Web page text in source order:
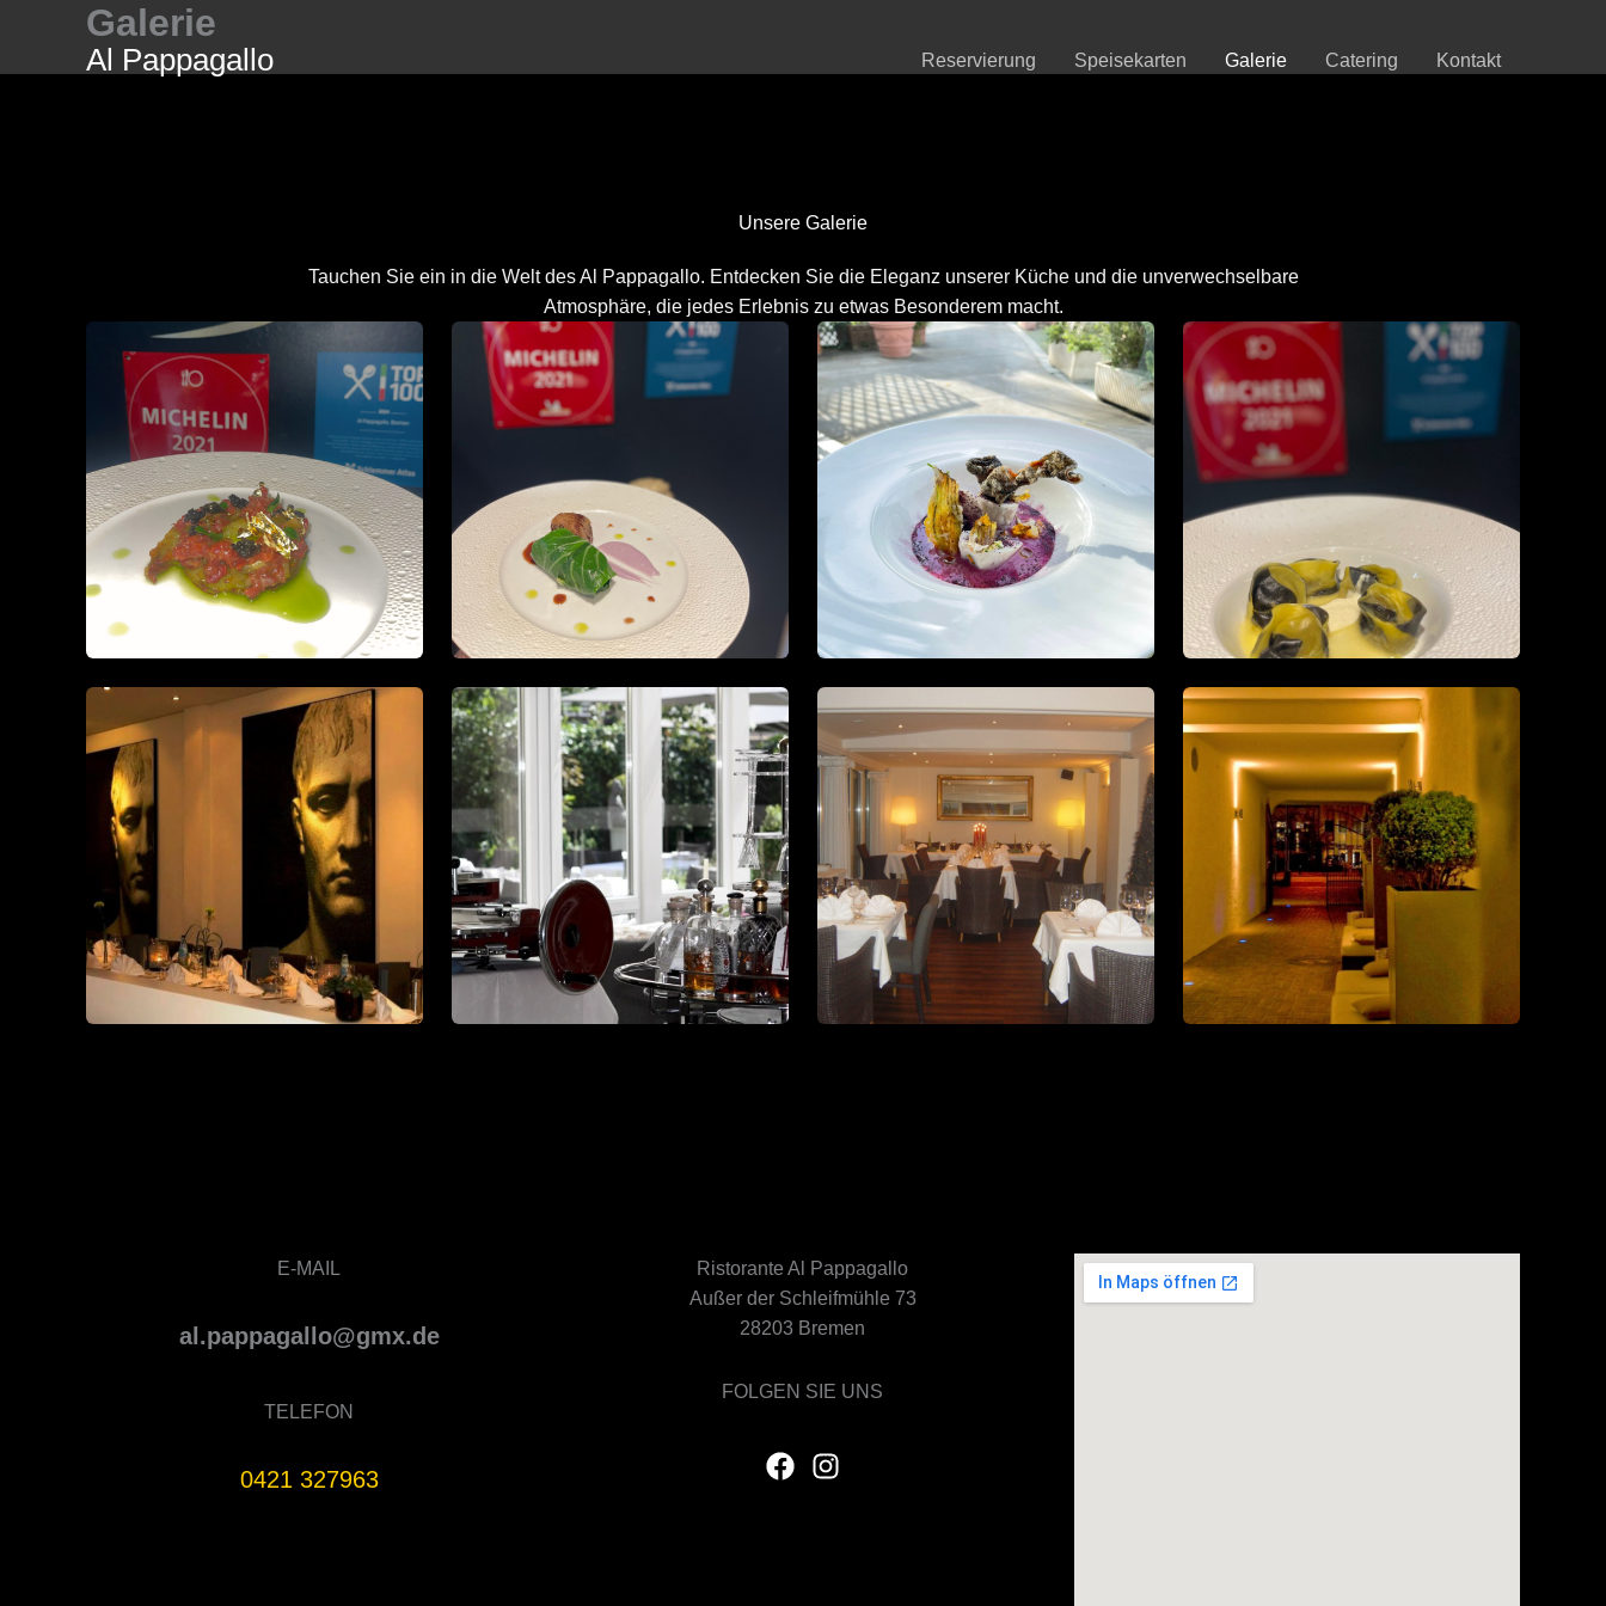
springen
Al Pappagallo Reservierung Speisekarten Galerie Catering Kontakt
Galerie
Unsere Galerie
Tauchen Sie ein in die Welt des Al Pappagallo. Entdecken Sie die Eleganz unserer Küche und die unverwechselbare
Atmosphäre, die jedes Erlebnis zu etwas Besonderem macht.
E-MAIL
al.pappagallo@gmx.de
TELEFON
0421 327963
Ristorante Al Pappagallo
Außer der Schleifmühle 73
28203 Bremen
FOLGEN SIE UNS